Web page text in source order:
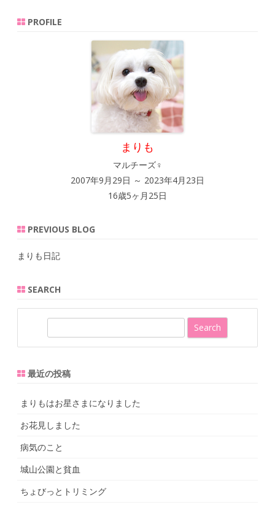
PROFILE
まりも
マルチーズ♀
2007年9月29日 ～ 2023年4月23日
16歳5ヶ月25日
PREVIOUS BLOG
まりも日記
SEARCH
r
最近の投稿
まりもはお星さまになりました
お花見しました
病気のこと
城山公園と貧血
ちょびっとトリミング